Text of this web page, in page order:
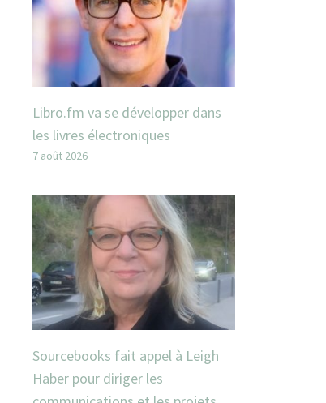
Libro.fm va se développer dans
les livres électroniques
7 août 2026
Sourcebooks fait appel à Leigh
Haber pour diriger les